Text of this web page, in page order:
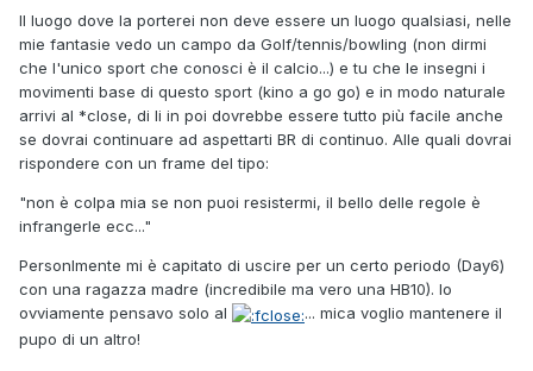
Il luogo dove la porterei non deve essere un luogo qualsiasi, nelle
mie fantasie vedo un campo da Golf/tennis/bowling (non dirmi
che l'unico sport che conosci è il calcio...) e tu che le insegni i
movimenti base di questo sport (kino a go go) e in modo naturale
arrivi al *close, di li in poi dovrebbe essere tutto più facile anche
se dovrai continuare ad aspettarti BR di continuo. Alle quali dovrai
rispondere con un frame del tipo:
"non è colpa mia se non puoi resistermi, il bello delle regole è
infrangerle ecc..."
Personlmente mi è capitato di uscire per un certo periodo (Day6)
con una ragazza madre (incredibile ma vero una HB10). Io
ovviamente pensavo solo al
... mica voglio mantenere il
pupo di un altro!